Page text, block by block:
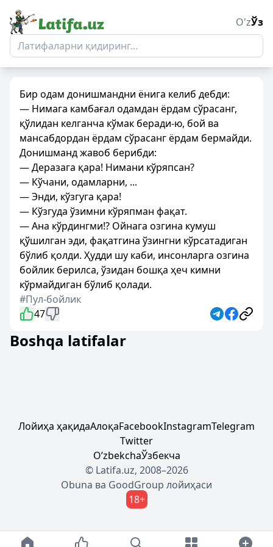
O'zЎз
Бир одам донишмандни ёнига келиб дебди:
— Нимага камбағал одамдан ёрдам сўрасанг,
қўлидан келганча кўмак беради-ю, бой ва
мансабдордан ёрдам сўрасанг ёрдам бермайди.
Донишманд жавоб берибди:
— Деразага қара! Нимани кўряпсан?
— Кўчани, одамларни, ...
— Энди, кўзгуга қара!
— Кўзгуда ўзимни кўряпман фақат.
— Ана кўрдингми!? Ойнага озгина кумуш
қўшилган эди, фақатгина ўзингни кўрсатадиган
бўлиб қолди. Ҳудди шу каби, инсонларга озгина
бойлик берилса, ўзидан бошқа ҳеч кимни
кўрмайдиган бўлиб қолади.
#Пул-бойлик
47
Boshqa latifalar
Лойиҳа ҳақидаАлоқаFacebookInstagramTelegram
Twitter
OʼzbekchaЎзбекча
© Latifa.uz, 2008–2026
Obuna ва GoodGroup лойиҳаси
18+